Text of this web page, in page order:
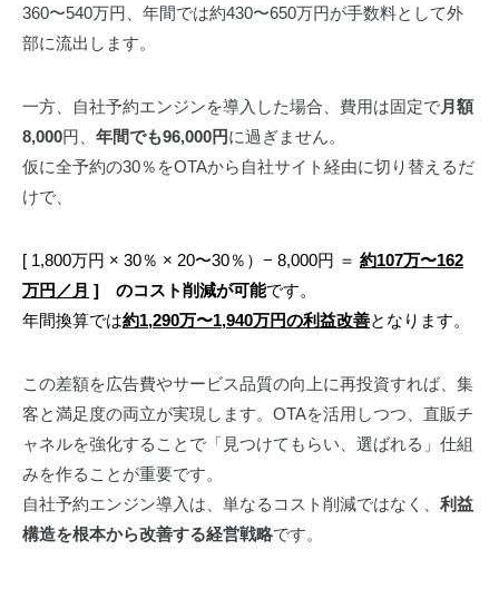
360〜540万円、年間では約430〜650万円が手数料として外
部に流出します。
一方、自社予約エンジンを導入した場合、費用は固定で月額
8,000円、 年間でも96,000円に過ぎません。
仮に全予約の30％をOTAから自社サイト経由に切り替えるだ
けで、
[ 1,800万円 × 30％ × 20〜30％）− 8,000円 ＝ 約107万〜162
万円／月 ] のコスト削減が可能です。
年間換算では約1,290万〜1,940万円の利益改善となります。
この差額を広告費やサービス品質の向上に再投資すれば、集
客と満足度の両立が実現します。OTAを活用しつつ、直販チ
ャネルを強化することで「見つけてもらい、選ばれる」仕組
みを作ることが重要です。
自社予約エンジン導入は、単なるコスト削減ではなく、 利益
構造を根本から改善する経営戦略です。